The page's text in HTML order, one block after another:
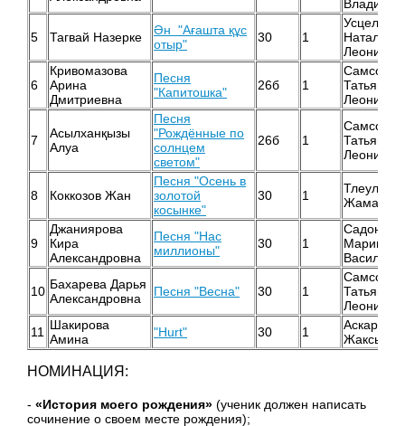
5 Тагвай Назерке
Ән "Ағашта құс
отыр"
30 1
Наталья
6
Кривомазова
Арина
Дмитриевна
Песня
"Капитошка"
26б 1
Татьяна
7
Асылханқызы
Алуа
Песня
"Рождённые по
солнцем
светом"
26б 1
Татьяна
8 Коккозов Жан
Песня "Осень в
золотой
косынке"
30 1
Тлеулина
9
Джаниярова
Кира
Александровна
Песня "Нас
миллионы"
30 1
Марина
10 Бахарева Дарья
Александровна
Песня "Весна" 30 1
Татьяна
11
Шакирова
Амина
"Hurt" 30 1
Аскарова
НОМИНАЦИЯ:
- «История моего рождения» (ученик должен написать
сочинение о своем месте рождения);